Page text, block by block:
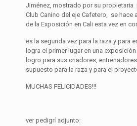
Jiménez, mostrado por su propietaria
Club Canino del eje Cafetero, se hace
de la Exposición en Cali esta vez en
es la segunda vez para la raza y para
logra el primer lugar en una
logro para sus criadores,
supuesto para la raza y para el
MUCHAS FELICIDADES!!!
ver pedigrí adjunto: